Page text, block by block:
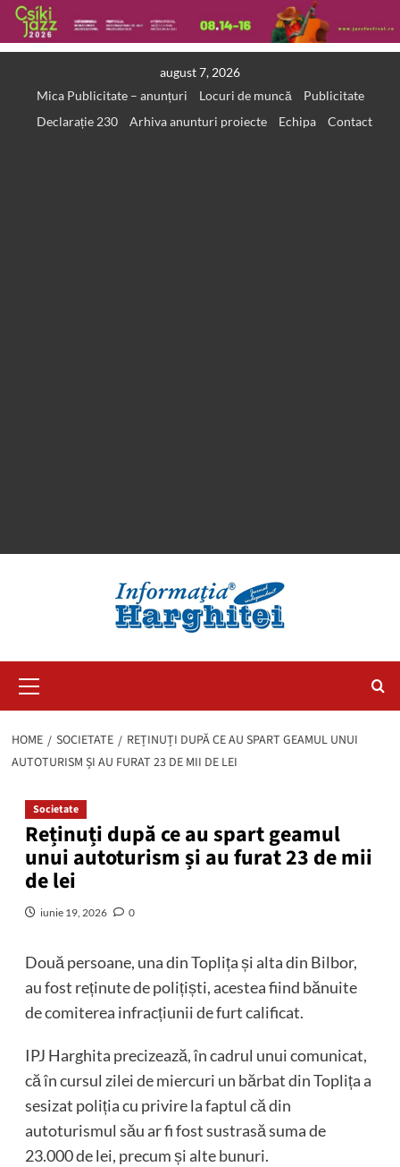
august 7, 2026
Mica Publicitate – anunțuri
Locuri de muncă
Publicitate
Declarație 230
Arhiva anunturi proiecte Echipa Contact
Menu
HOME SOCIETATE
REȚINUȚI DUPĂ CE AU SPART GEAMUL UNUI
AUTOTURISM ȘI AU FURAT 23 DE MII DE LEI
Societate
Reținuți după ce au spart geamul
unui autoturism și au furat 23 de mii
de lei
iunie 19, 2026 0
Două persoane, una din Toplița și alta din Bilbor,
au fost reținute de polițiști, acestea fiind bănuite
de comiterea infracțiunii de furt calificat.
IPJ Harghita precizează, în cadrul unui comunicat,
că în cursul zilei de miercuri un bărbat din Toplița a
sesizat poliția cu privire la faptul că din
autoturismul său ar fi fost sustrasă suma de
23.000 de lei, precum și alte bunuri.